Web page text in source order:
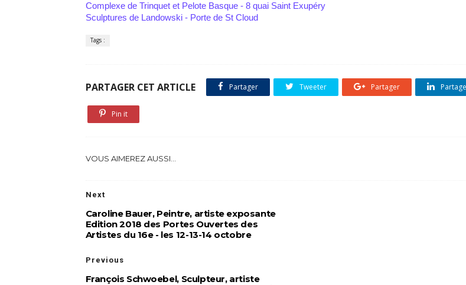
Complexe de Trinquet et Pelote Basque - 8 quai Saint Exupéry
Sculptures de Landowski - Porte de St Cloud
Tags :
PARTAGER CET ARTICLE Partager Tweeter Partager
Pin it
VOUS AIMEREZ AUSSI...
Next
Caroline Bauer, Peintre, artiste exposante
Edition 2018 des Portes Ouvertes des
Artistes du 16e - les 12-13-14 octobre
Previous
François Schwoebel, Sculpteur, artiste